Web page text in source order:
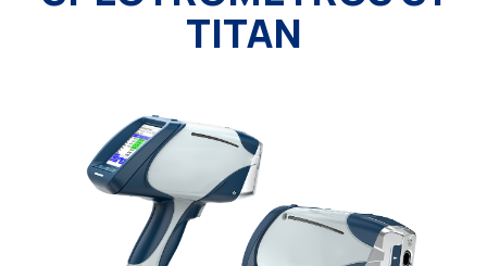
TITAN